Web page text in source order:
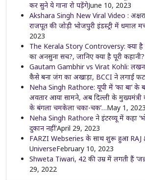
कर सुने ये गाना रो पड़ेंगेJune 10, 2023
Akshara Singh New Viral Video : अक्षरा
राजपूत की जोड़ी भोजपुरी इंडस्ट्री में धमाल
2023
The Kerala Story Controversy: क्या
का अनसुना सच?, जानिए क्या है पूरी कहानी?
Gautam Gambhir vs Virat Kohli:
कैसे बना जंग का अखाड़ा, BCCI ने लगाई
Neha Singh Rathore: यूपी में ‘का बा’ के
अवतार आया सामने, अब दिल्ली के मुख्यमंत्री
के बंगला चमकेला चका-चक’…May 1, 2023
Neha Singh Rathore ने इंटरव्यू में कहा
दुकान नहीं’April 29, 2023
FARZI Webseries के साथ शुरू हुआ RAJ
UniverseFebruary 10, 2023
Shweta Tiwari, 42 की उम्र में लगती हैं
29, 2022